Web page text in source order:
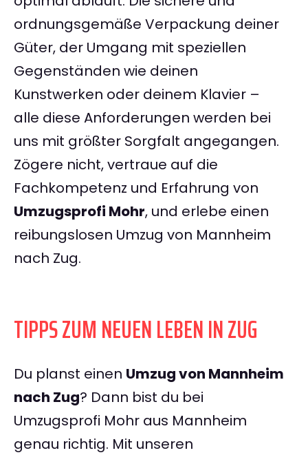
ordnungsgemäße Verpackung deiner
Güter, der Umgang mit speziellen
Gegenständen wie deinen
Kunstwerken oder deinem Klavier –
alle diese Anforderungen werden bei
uns mit größter Sorgfalt angegangen.
Zögere nicht, vertraue auf die
Fachkompetenz und Erfahrung von
Umzugsprofi Mohr, und erlebe einen
reibungslosen Umzug von Mannheim
nach Zug.
TIPPS ZUM NEUEN LEBEN IN ZUG
Du planst einen Umzug von Mannheim
nach Zug? Dann bist du bei
Umzugsprofi Mohr aus Mannheim
genau richtig. Mit unseren